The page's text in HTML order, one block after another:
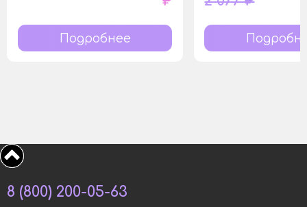
Подробнее
8 (800) 200-05-63